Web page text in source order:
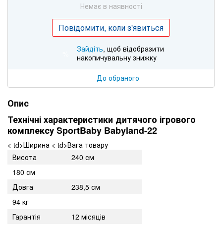
Немає в наявності
Повідомити, коли з'явиться
Зайдіть, щоб відобразити
накопичувальну знижку
До обраного
Опис
Технічні характеристики дитячого ігрового
комплексу SportBaby Babyland-22
< td>Ширина < td>Вага товару
Висота
240 см
180 см
Довга
238,5 см
94 кг
Гарантія
12 місяців